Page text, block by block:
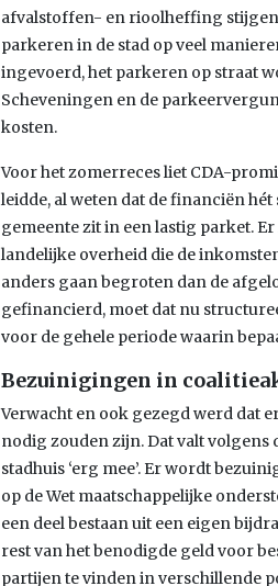
afvalstoffen- en rioolheffing
parkeren in de stad op veel
ingevoerd, het parkeren op straat
Scheveningen en de
kosten.
Voor het zomerreces liet CDA-
leidde, al weten dat de financiën
gemeente zit in een lastig parket.
landelijke overheid die de
anders gaan begroten dan de
gefinancierd, moet dat nu
voor de gehele periode waarin
Bezuinigingen in
Verwacht en ook gezegd werd dat
nodig zouden zijn. Dat valt
stadhuis ‘erg mee’. Er wordt
op de Wet maatschappelijke
een deel bestaan uit een eigen
rest van het benodigde geld voor
partijen te vinden in verschillende